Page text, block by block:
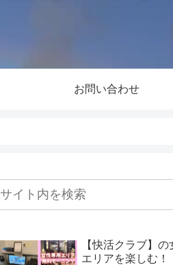
お問い合わせ
【快活クラブ】の
エリアを楽しむ